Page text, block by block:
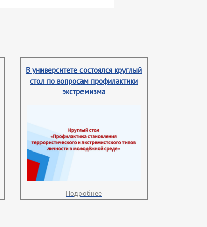
В университете состоялся круглый
стол по вопросам профилактики
экстремизма
Подробнее